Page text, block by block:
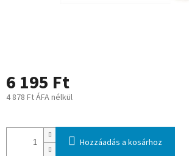
6 195 Ft
4 878 Ft ÁFA nélkül
Hozzáadás a kosárhoz